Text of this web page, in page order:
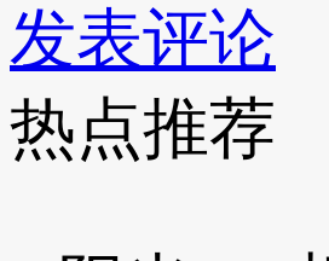
发表评论
热点推荐